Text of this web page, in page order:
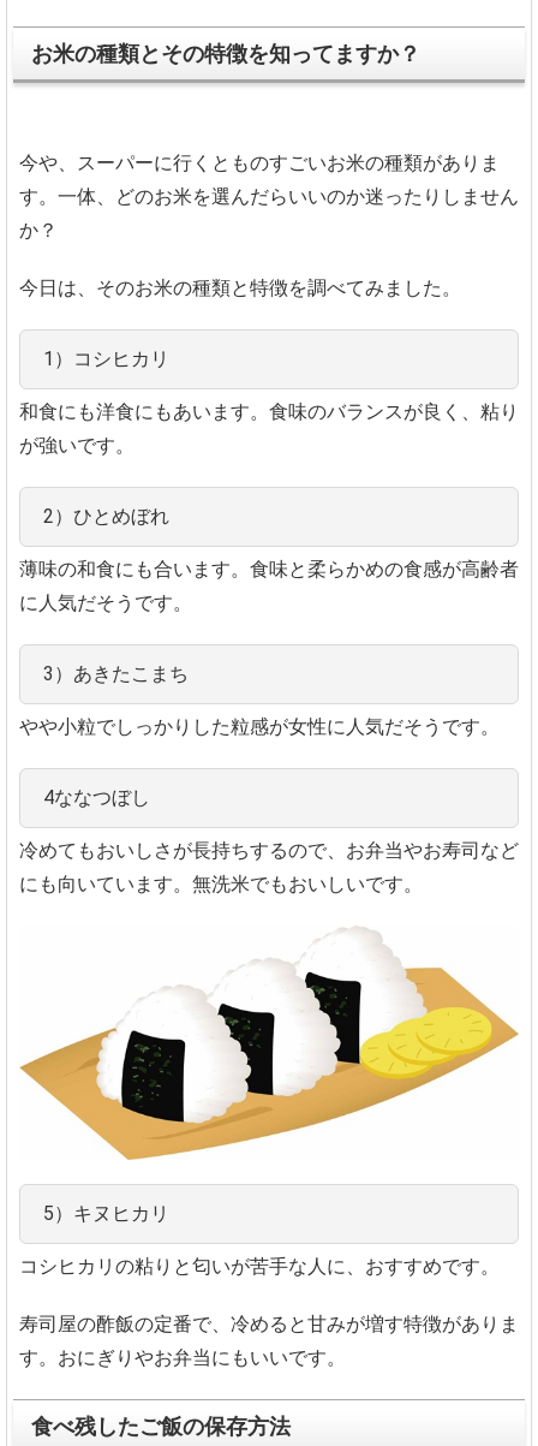
お米の種類とその特徴を知ってますか？
今や、スーパーに行くとものすごいお米の種類がありま
す。一体、どのお米を選んだらいいのか迷ったりしません
か？
今日は、そのお米の種類と特徴を調べてみました。
1）コシヒカリ
和食にも洋食にもあいます。食味のバランスが良く、粘り
が強いです。
2）ひとめぼれ
薄味の和食にも合います。食味と柔らかめの食感が高齢者
に人気だそうです。
3）あきたこまち
やや小粒でしっかりした粒感が女性に人気だそうです。
4ななつぼし
冷めてもおいしさが長持ちするので、お弁当やお寿司など
にも向いています。無洗米でもおいしいです。
5）キヌヒカリ
コシヒカリの粘りと匂いが苦手な人に、おすすめです。
寿司屋の酢飯の定番で、冷めると甘みが増す特徴がありま
す。おにぎりやお弁当にもいいです。
食べ残したご飯の保存方法